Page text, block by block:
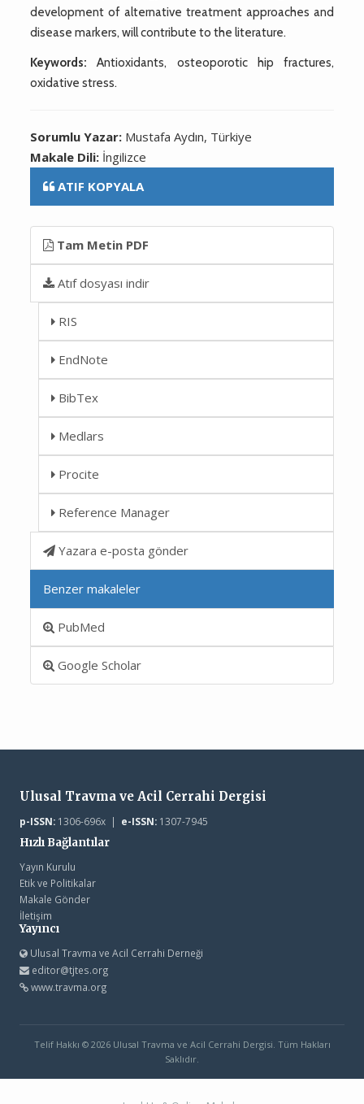
development of alternative treatment approaches and
disease markers, will contribute to the literature.
Keywords: Antioxidants, osteoporotic hip fractures,
oxidative stress.
Sorumlu Yazar: Mustafa Aydın, Türkiye
Makale Dili: İngilizce
ATIF KOPYALA
Tam Metin PDF
Atıf dosyası indir
RIS
EndNote
BibTex
Medlars
Procite
Reference Manager
Yazara e-posta gönder
Benzer makaleler
PubMed
Google Scholar
Ulusal Travma ve Acil Cerrahi Dergisi
p-ISSN:1306-696x | e-ISSN:1307-7945
Hızlı Bağlantılar
Yayın Kurulu
Etik ve Politikalar
Makale Gönder
İletişim
Yayıncı
Ulusal Travma ve Acil Cerrahi Derneği
editor@tjtes.org
www.travma.org
Telif Hakkı © 2026 Ulusal Travma ve Acil Cerrahi Dergisi. Tüm Hakları
Saklıdır.